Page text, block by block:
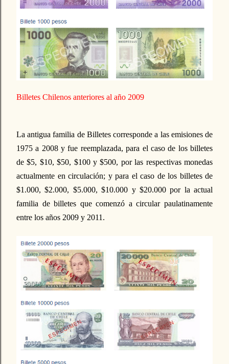
Billetes Chilenos anteriores al año 2009
La antigua familia de Billetes corresponde a las emisiones de
1975 a 2008 y fue reemplazada, para el caso de los billetes
de $5, $10, $50, $100 y $500, por las respectivas monedas
actualmente en circulación; y para el caso de los billetes de
$1.000, $2.000, $5.000, $10.000 y $20.000 por la actual
familia de billetes que comenzó a circular paulatinamente
entre los años 2009 y 2011.